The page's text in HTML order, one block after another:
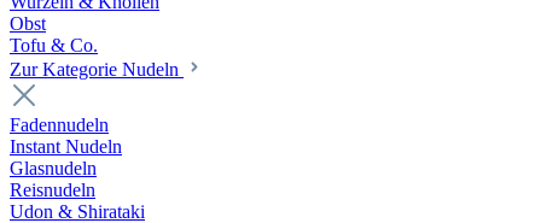
Obst
Tofu & Co.
Zur Kategorie Nudeln
Fadennudeln
Instant Nudeln
Glasnudeln
Reisnudeln
Udon & Shirataki